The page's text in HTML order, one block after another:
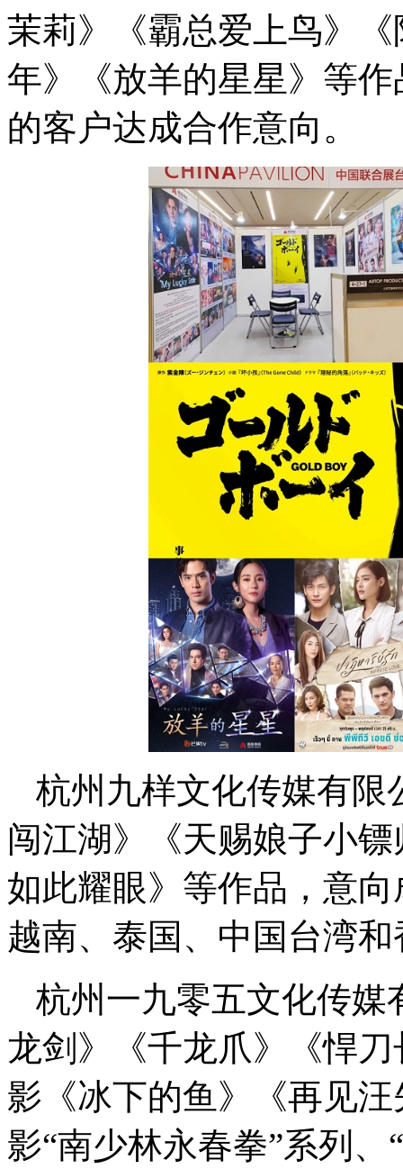
茉莉》《霸总爱上鸟》
年》《放羊的星星》等
的客户达成合作意向。
杭州九样文化传媒有限
闯江湖》《天赐娘子小
如此耀眼》等作品，意
越南、泰国、中国台湾
杭州一九零五文化传媒
龙剑》《千龙爪》《悍
影《冰下的鱼》《再见
影“南少林永春拳”系列、